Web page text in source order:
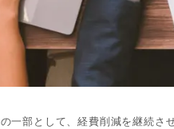
の一部として、経費削減を継続さ